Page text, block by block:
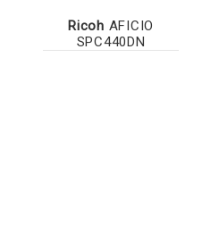
Ricoh AFICIO
SPC440DN